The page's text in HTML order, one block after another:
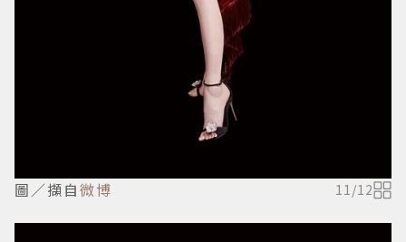
圖／擷自微博 11/12